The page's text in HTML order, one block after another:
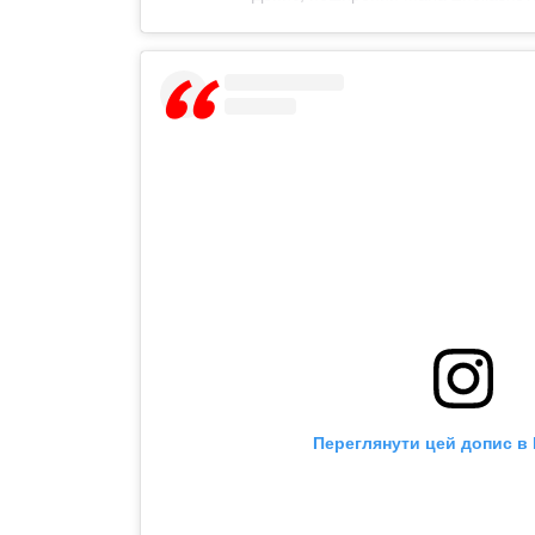
Переглянути цей допис в